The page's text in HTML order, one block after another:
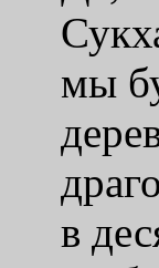
мы
в